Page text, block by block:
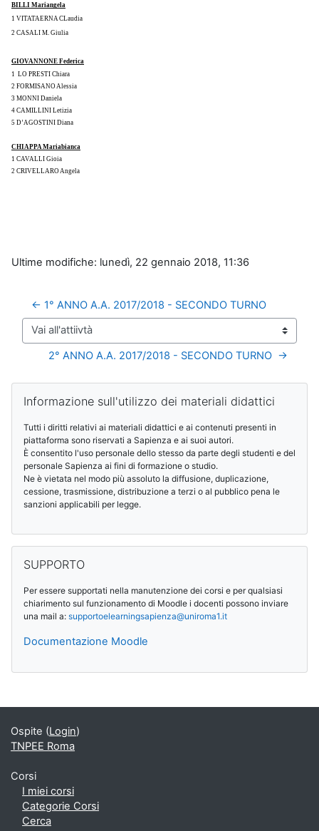
BILLI Mariangela
1 VITATAERNA CLaudia
2 CASALI M. Giulia
GIOVANNONE Federica
1  LO PRESTI Chiara
2 FORMISANO Alessia
3 MONNI Daniela
4 CAMILLINI Letizia
5 D’AGOSTINI Diana
CHIAPPA Mariabianca
1 CAVALLI Gioia
2 CRIVELLARO Angela
Ultime modifiche: lunedì, 22 gennaio 2018, 11:36
← 1° ANNO A.A. 2017/2018 - SECONDO TURNO
Vai all'attiivtà
2° ANNO A.A. 2017/2018 - SECONDO TURNO  →
Blocchi
Informazione sull'utilizzo dei materiali didattici
Tutti i diritti relativi ai materiali didattici e ai contenuti presenti in
piattaforma sono riservati a Sapienza e ai suoi autori.
È consentito l'uso personale dello stesso da parte degli studenti e del
personale Sapienza ai fini di formazione o studio.
Ne è vietata nel modo più assoluto la diffusione, duplicazione,
cessione, trasmissione, distribuzione a terzi o al pubblico pena le
sanzioni applicabili per legge.
SUPPORTO
Per essere supportati nella manutenzione dei corsi e per qualsiasi
chiarimento sul funzionamento di Moodle i docenti possono inviare
una mail a: supportoelearningsapienza@uniroma1.it
Documentazione Moodle
Blocchi supplementari
Ospite (Login)
TNPEE Roma
Corsi
I miei corsi
Categorie Corsi
Cerca